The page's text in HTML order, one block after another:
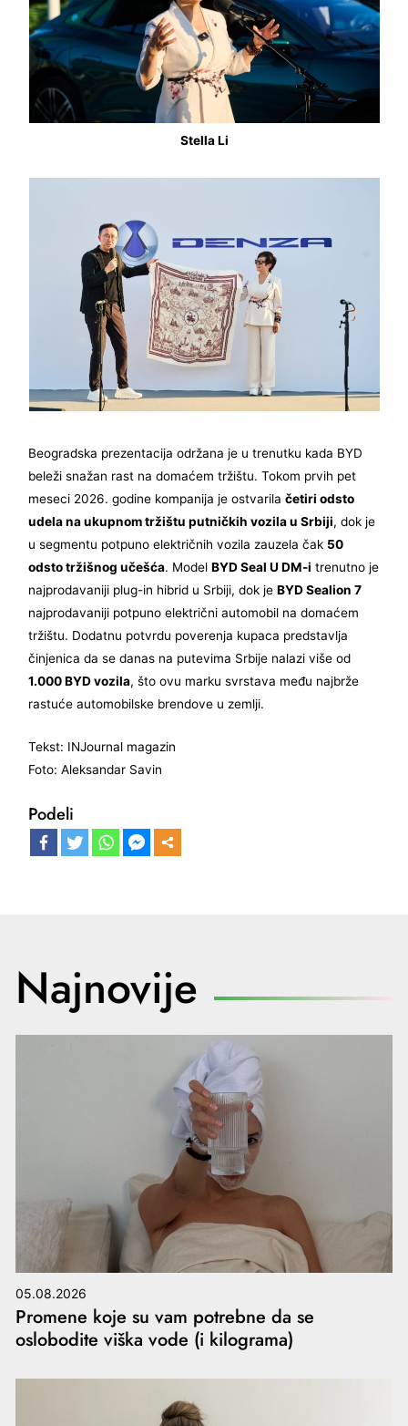
Stella Li
Beogradska prezentacija održana je u trenutku kada BYD
beleži snažan rast na domaćem tržištu. Tokom prvih pet
meseci 2026. godine kompanija je ostvarilačetiri odsto
udela na ukupnom tržištu putničkih vozila u Srbiji, dok je
u segmentu potpuno električnih vozila zauzela čak 50
odsto tržišnog učešća. ModelBYD Seal U DM-i trenutno je
najprodavaniji plug-in hibrid u Srbiji, dok jeBYD Sealion 7
najprodavaniji potpuno električni automobil na domaćem
tržištu. Dodatnu potvrdu poverenja kupaca predstavlja
činjenica da se danas na putevima Srbije nalazi više od
1.000 BYD vozila, što ovu marku svrstava među najbrže
rastuće automobilske brendove u zemlji.
Tekst: INJournal magazin
Foto: Aleksandar Savin
Podeli
Najnovije
05.08.2026
Promene koje su vam potrebne da se
oslobodite viška vode (i kilograma)